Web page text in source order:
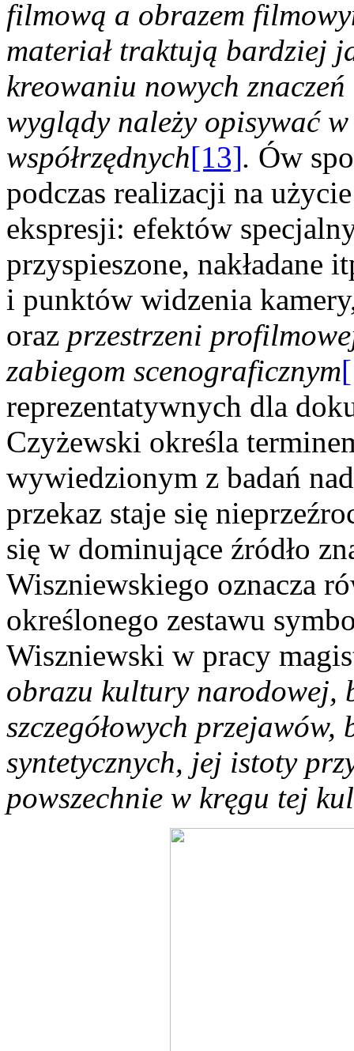
filmową a obrazem
materiał traktują bardziej
kreowaniu nowych
wyglądy należy opisywać w
współrzędnych[13]. Ów
podczas realizacji na
ekspresji: efektów
przyspieszone, nakładane
i punktów widzenia
oraz przestrzeni
zabiegom scenograficznym
reprezentatywnych dla
Czyżewski określa
wywiedzionym z badań
przekaz staje się
się w dominujące źródło
Wiszniewskiego oznacza
określonego zestawu
Wiszniewski w pracy
obrazu kultury narodowej,
szczegółowych przejawów,
syntetycznych, jej istoty
powszechnie w kręgu tej